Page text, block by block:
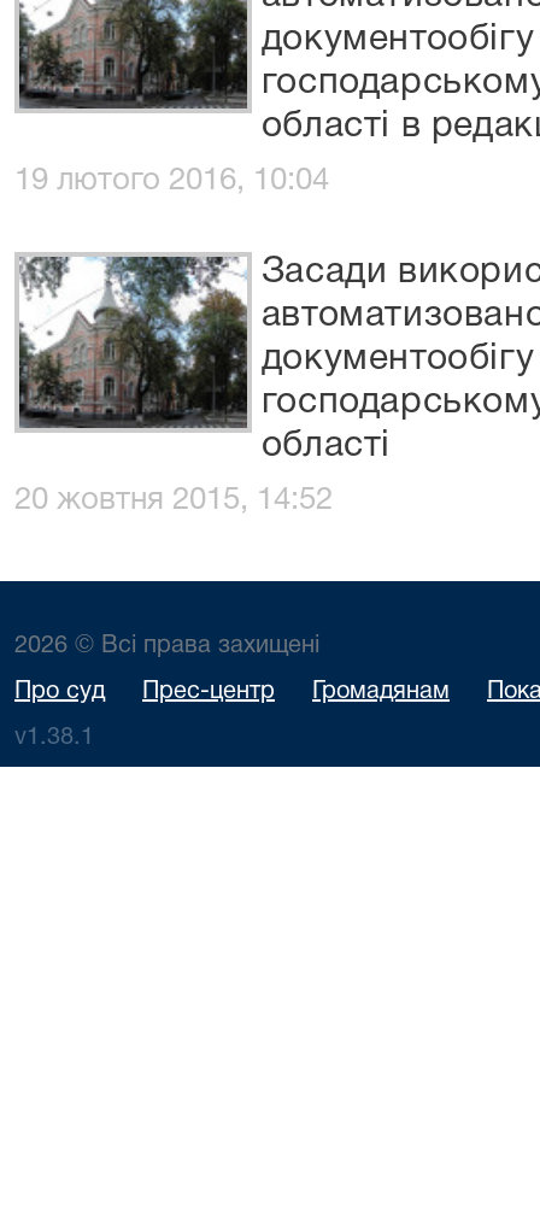
області в
19 лютого 2016, 10:04
Засади
області
20 жовтня 2015, 14:52
2026 © Всі права захищені
Про суд Прес-центр Громадянам
v1.38.1